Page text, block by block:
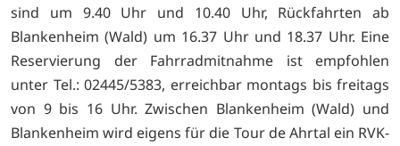
sind um 9.40 Uhr und 10.40 Uhr, Rückfahrten ab
Blankenheim (Wald) um 16.37 Uhr und 18.37 Uhr. Eine
Reservierung der Fahrradmitnahme ist empfohlen
unter Tel.: 02445/5383, erreichbar montags bis freitags
von 9 bis 16 Uhr. Zwischen Blankenheim (Wald) und
Blankenheim wird eigens für die Tour de Ahrtal ein RVK-